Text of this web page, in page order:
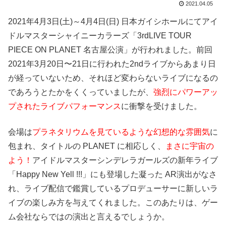
2021.04.05
2021年4月3日(土)～4月4日(日) 日本ガイシホールにてアイ
ドルマスターシャイニーカラーズ「3rdLIVE TOUR
PIECE ON PLANET 名古屋公演」が行われました。前回
2021年3月20日〜21日に行われた2ndライブからあまり日
が経っていないため、それほど変わらないライブになるの
であろうとたかをくくっていましたが、 強烈にパワーアッ
プされたライブパフォーマンスに衝撃を受けました。
会場はプラネタリウムを見ているような幻想的な雰囲気に
包まれ、タイトルの PLANET に相応しく、
まさに宇宙の
よう！ アイドルマスターシンデレラガールズの新年ライブ
「Happy New Yell !!!」にも登場した凝った AR演出がなさ
れ、ライブ配信で鑑賞しているプロデューサーに新しいラ
イブの楽しみ方を与えてくれました。このあたりは、ゲー
ム会社ならではの演出と言えるでしょうか。